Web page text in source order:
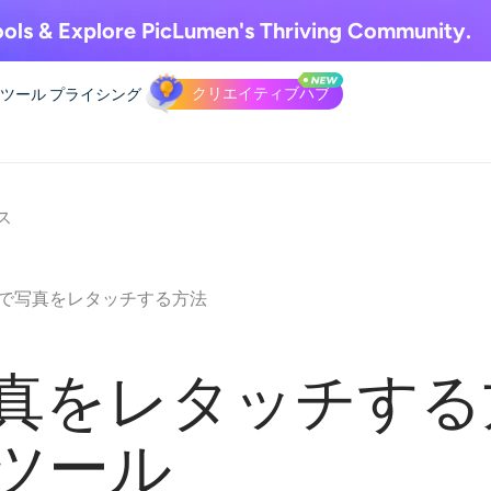
& ExplorePicLumen's Thriving Community.
ール プライシング クリエイティブハブ
写真をレタッチする方法
をレタッチす
ール